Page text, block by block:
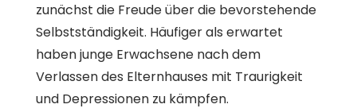
zunächst die Freude über die bevorstehende
Selbstständigkeit. Häufiger als erwartet
haben junge Erwachsene nach dem
Verlassen des Elternhauses mit Traurigkeit
und Depressionen zu kämpfen.